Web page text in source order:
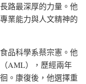
路最深厚的力量。他
業能力與人文精神的
品科學系蔡宗憲。他
AML），歷經兩年
。康復後，他選擇重